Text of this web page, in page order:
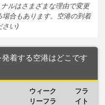
ルはさまざまな理由で変更
合もあります。空港の到着
さい)
着する空港はどこです
ウィーク
リーフラ
フラ
イト